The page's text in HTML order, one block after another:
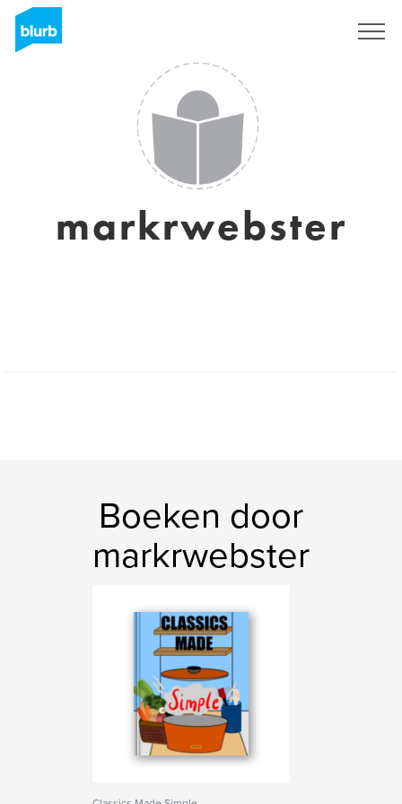
markrwebster
Boeken door
markrwebster